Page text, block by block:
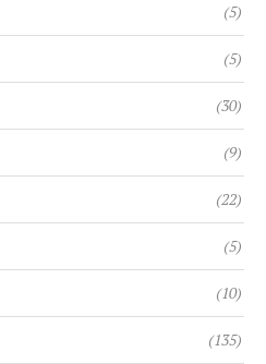
(5)
(5)
(30)
(9)
(22)
(5)
(10)
(135)